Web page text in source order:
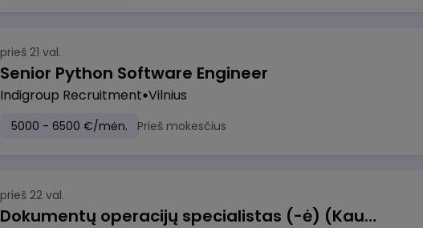
prieš 21 val.
Senior Python Software Engineer
Indigroup Recruitment Vilnius
5000 - 6500 €/mėn. Prieš mokesčius
prieš 22 val.
Dokumentų operacijų specialistas (-ė) (Kaunas) (Kaunas, LT)